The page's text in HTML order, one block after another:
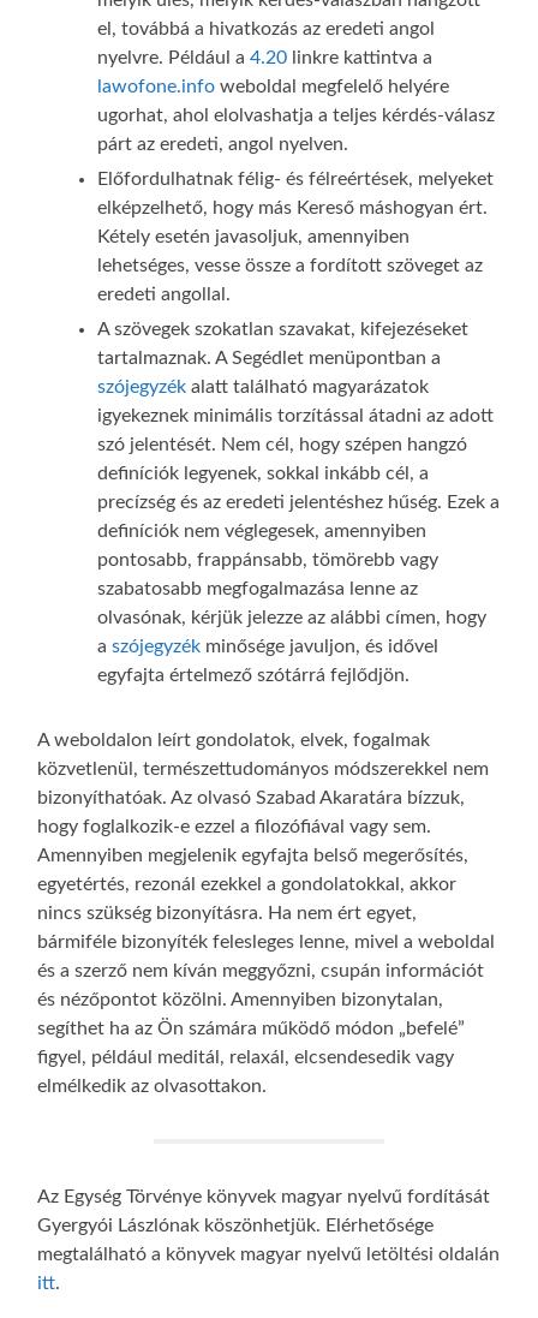
el, továbbá a hivatkozás az eredeti angol
nyelvre. Például a4.20 linkre kattintva a
lawofone.info weboldal megfelelő helyére
ugorhat, ahol elolvashatja a teljes kérdés-válasz
párt az eredeti, angol nyelven.
Előfordulhatnak félig- és félreértések, melyeket
elképzelhető, hogy más Kereső máshogyan ért.
Kétely esetén javasoljuk, amennyiben
lehetséges, vesse össze a fordított szöveget az
eredeti angollal.
A szövegek szokatlan szavakat, kifejezéseket
tartalmaznak. A Segédlet menüpontban a
szójegyzék alatt található magyarázatok
igyekeznek minimális torzítással átadni az adott
szó jelentését. Nem cél, hogy szépen hangzó
definíciók legyenek, sokkal inkább cél, a
precízség és az eredeti jelentéshez hűség. Ezek a
definíciók nem véglegesek, amennyiben
pontosabb, frappánsabb, tömörebb vagy
szabatosabb megfogalmazása lenne az
olvasónak, kérjük jelezze az alábbi címen, hogy
aszójegyzék minősége javuljon, és idővel
egyfajta értelmező szótárrá fejlődjön.
A weboldalon leírt gondolatok, elvek, fogalmak
közvetlenül, természettudományos módszerekkel nem
bizonyíthatóak. Az olvasó Szabad Akaratára bízzuk,
hogy foglalkozik-e ezzel a filozófiával vagy sem.
Amennyiben megjelenik egyfajta belső megerősítés,
egyetértés, rezonál ezekkel a gondolatokkal, akkor
nincs szükség bizonyításra. Ha nem ért egyet,
bármiféle bizonyíték felesleges lenne, mivel a weboldal
és a szerző nem kíván meggyőzni, csupán információt
és nézőpontot közölni. Amennyiben bizonytalan,
segíthet ha az Ön számára működő módon „befelé”
figyel, például meditál, relaxál, elcsendesedik vagy
elmélkedik az olvasottakon.
Az Egység Törvénye könyvek magyar nyelvű fordítását
Gyergyói Lászlónak köszönhetjük. Elérhetősége
megtalálható a könyvek magyar nyelvű letöltési oldalán
itt.